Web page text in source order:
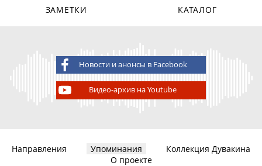
ЗАМЕТКИ
КАТАЛОГ
Новости и анонсы в Facebook
Видео-архив на Youtube
Направления Упоминания
Коллекция Дувакина
О проекте